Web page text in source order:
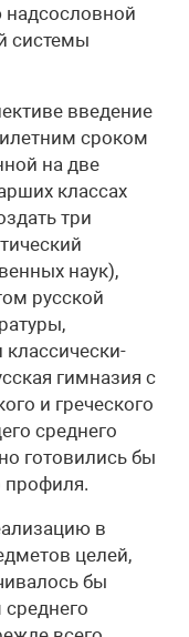
системы
введение
сроком
на две
классах
три
наук),
русской
гимназия с
и греческого
среднего
готовились бы
профиля.
в
целей,
бы